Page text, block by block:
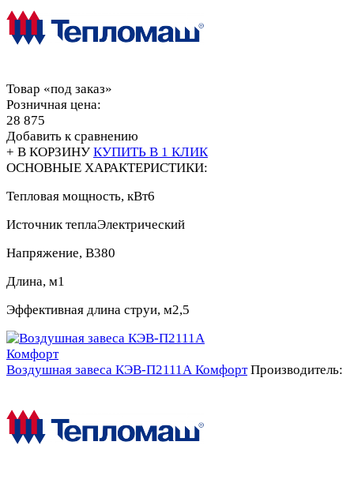
Товар «под заказ»
Розничная цена:
28 875
Добавить к сравнению
+ В КОРЗИНУ КУПИТЬ В 1 КЛИК
ОСНОВНЫЕ ХАРАКТЕРИСТИКИ:
Тепловая мощность, кВт6
Источник теплаЭлектрический
Напряжение, В380
Длина, м1
Эффективная длина струи, м2,5
Воздушная завеса КЭВ-П2111А КомфортПроизводитель: